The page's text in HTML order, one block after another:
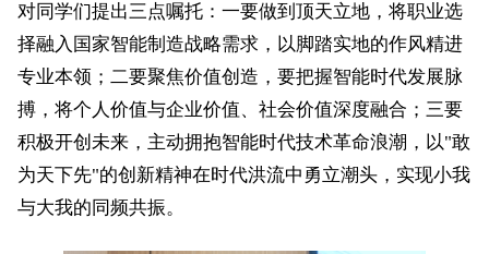
对同学们提出三点嘱托：一要做到顶天立地，将职业选
择融入国家智能制造战略需求，以脚踏实地的作风精进
专业本领；二要聚焦价值创造，要把握智能时代发展脉
搏，将个人价值与企业价值、社会价值深度融合；三要
积极开创未来，主动拥抱智能时代技术革命浪潮，以"敢
为天下先"的创新精神在时代洪流中勇立潮头，实现小我
与大我的同频共振。